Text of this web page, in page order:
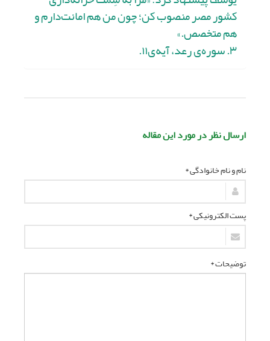
کشور مصر منصوب کن؛ چون من هم امانت‌دارم و
هم متخصص.»
۳. سوره‌ی رعد، آیه‌ی۱۱.
ارسال نظر در مورد این مقاله
نام و نام خانوادگی *
پست الکترونیکی *
توضیحات *